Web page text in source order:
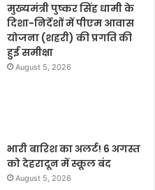
मुख्यमंत्री पुष्कर सिंह धामी के
दिशा-निर्देशों में पीएम आवास
योजना (शहरी) की प्रगति की
हुई समीक्षा
August 5, 2026
भारी बारिश का अलर्ट! 6 अगस्त
को देहरादून में स्कूल बंद
August 5, 2026